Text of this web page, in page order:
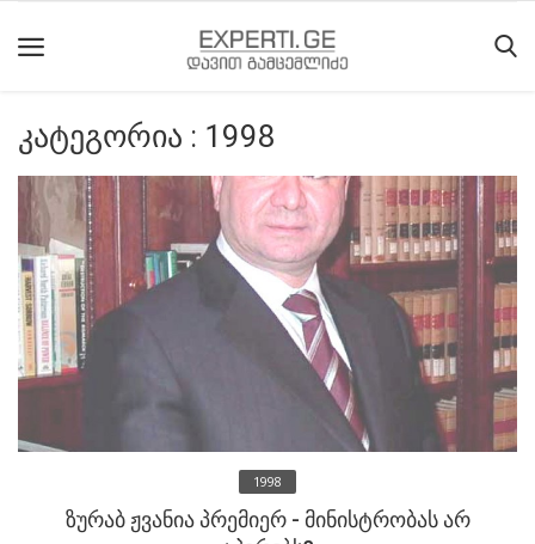
მიმდინარე
მოვლენები
საიტის
შესახებ
ეროვნული
ისტორია
კატეგორია : 1998
1998
ზურაბ ჟვანია პრემიერ - მინისტრობას არ